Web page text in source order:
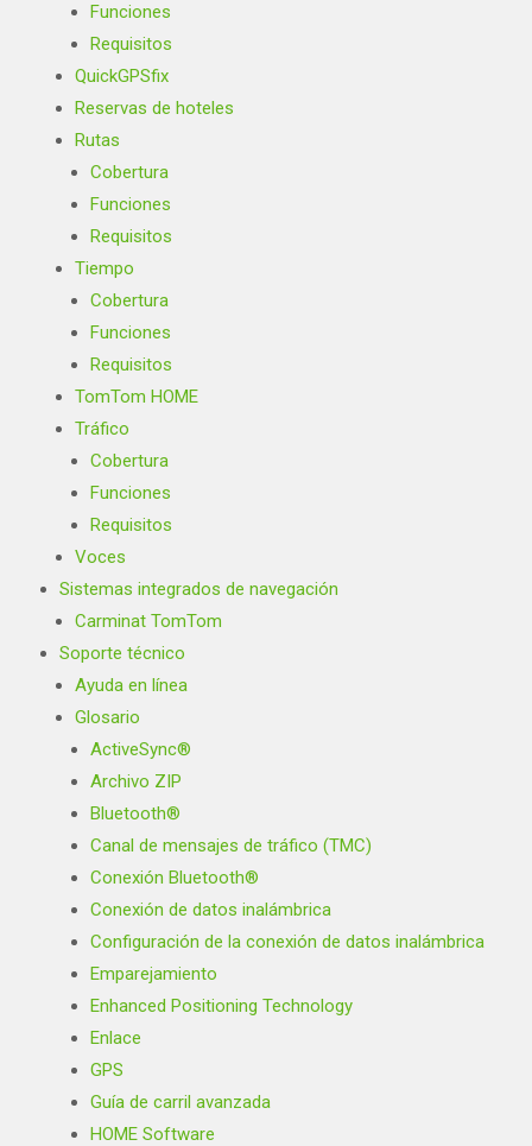
Funciones
Requisitos
QuickGPSfix
Reservas de hoteles
Rutas
Cobertura
Funciones
Requisitos
Tiempo
Cobertura
Funciones
Requisitos
TomTom HOME
Tráfico
Cobertura
Funciones
Requisitos
Voces
Sistemas integrados de navegación
Carminat TomTom
Soporte técnico
Ayuda en línea
Glosario
ActiveSync®
Archivo ZIP
Bluetooth®
Canal de mensajes de tráfico (TMC)
Conexión Bluetooth®
Conexión de datos inalámbrica
Configuración de la conexión de datos inalámbrica
Emparejamiento
Enhanced Positioning Technology
Enlace
GPS
Guía de carril avanzada
HOME Software